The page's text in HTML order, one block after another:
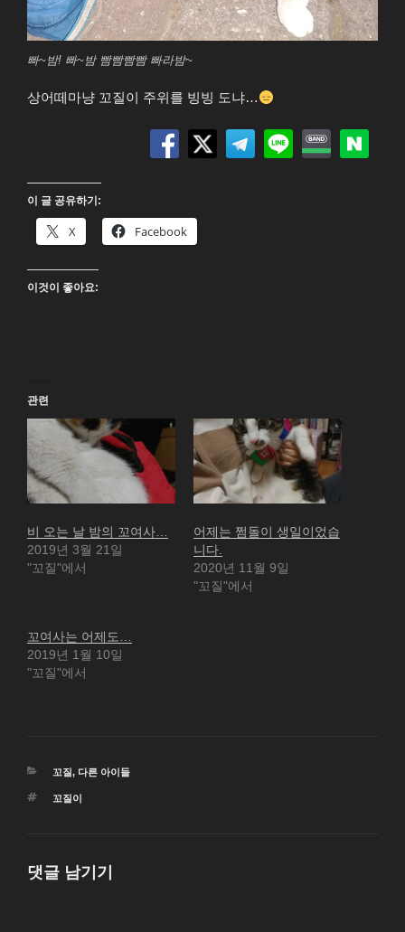
빠~밤! 빠~밤 빰빰빰빰 빠라밤~
상어떼마냥 꼬질이 주위를 빙빙 도냐…
이 글 공유하기:
X Facebook
이것이 좋아요:
관련
비 오는 날 밤의 꼬여사…
2019년 3월 21일
"꼬질"에서
어제는 쩜돌이 생일이었습
니다.
2020년 11월 9일
"꼬질"에서
꼬여사는 어제도…
2019년 1월 10일
"꼬질"에서
카
고
꼬질, 다른 아이들
태
꼬질이
댓글 남기기